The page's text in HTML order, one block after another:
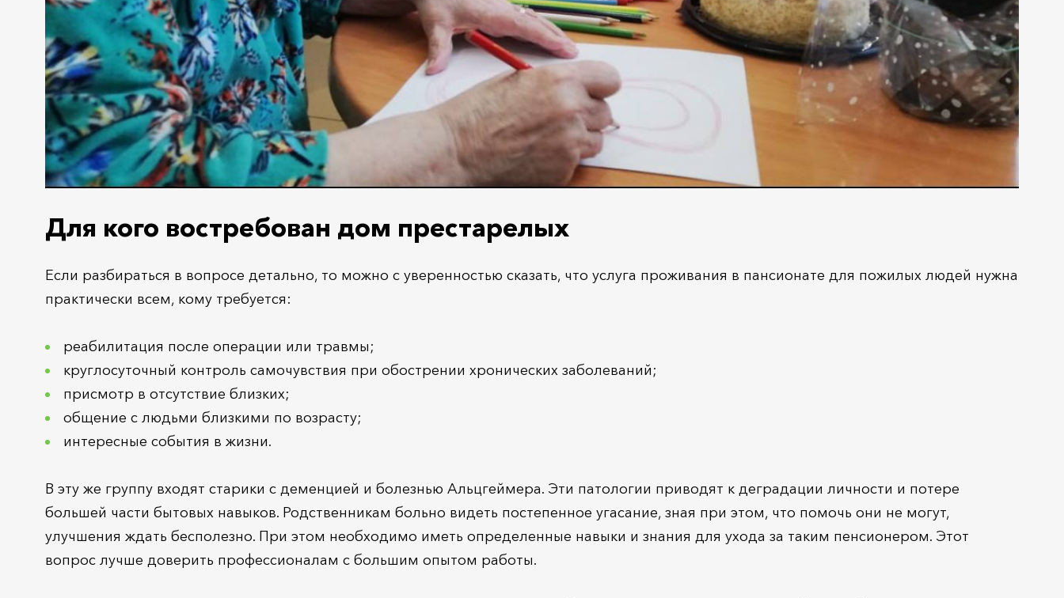
Для кого востребован дом престарелых
Если разбираться в вопросе детально, то можно с уверенностью сказать, что услуга проживания в пансионате для пожилых людей нужна
практически всем, кому требуется:
реабилитация после операции или травмы;
круглосуточный контроль самочувствия при обострении хронических заболеваний;
присмотр в отсутствие близких;
общение с людьми близкими по возрасту;
интересные события в жизни.
В эту же группу входят старики с деменцией и болезнью Альцгеймера. Эти патологии приводят к деградации личности и потере
большей части бытовых навыков. Родственникам больно видеть постепенное угасание, зная при этом, что помочь они не могут,
улучшения ждать бесполезно. При этом необходимо иметь определенные навыки и знания для ухода за таким пенсионером. Этот
вопрос лучше доверить профессионалам с большим опытом работы.